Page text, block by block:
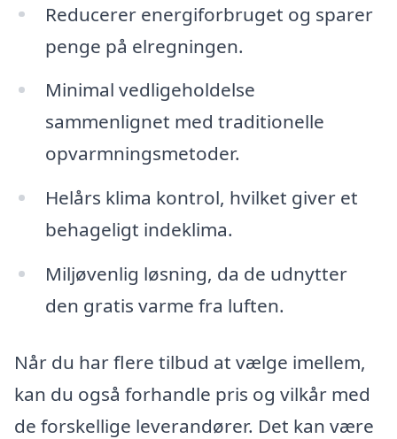
Reducerer energiforbruget og sparer
penge på elregningen.
Minimal vedligeholdelse
sammenlignet med traditionelle
opvarmningsmetoder.
Helårs klima kontrol, hvilket giver et
behageligt indeklima.
Miljøvenlig løsning, da de udnytter
den gratis varme fra luften.
Når du har flere tilbud at vælge imellem,
kan du også forhandle pris og vilkår med
de forskellige leverandører. Det kan være